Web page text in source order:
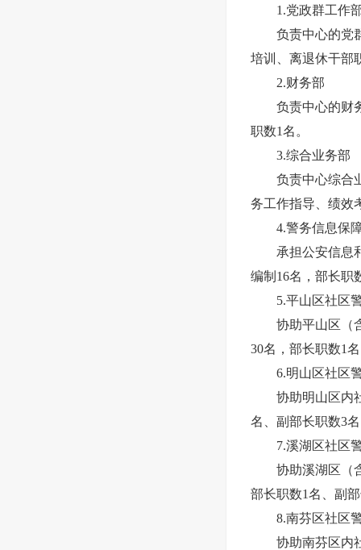
1.党政群工作
负责中心的党群
培训、离退休干部
2.财务部
负责中心的财务
职数1名。
3.综合业务部
负责中心综合业
务工作指导、绩效
4.警务信息保
承担公安信息和
编制16名，部长职
5.平山区社区警
协助平山区（含
30名，部长职数1
6.明山区社区警
协助明山区内社
名、副部长职数3
7.溪湖区社区警
协助溪湖区（含
部长职数1名、副
8.南芬区社区警
协助南芬区内社